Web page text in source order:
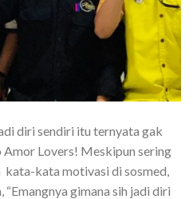
diri sendiri itu ternyata gak
Amor Lovers! Meskipun sering
kata motivasi di sosmed,
gimana sih jadi diri